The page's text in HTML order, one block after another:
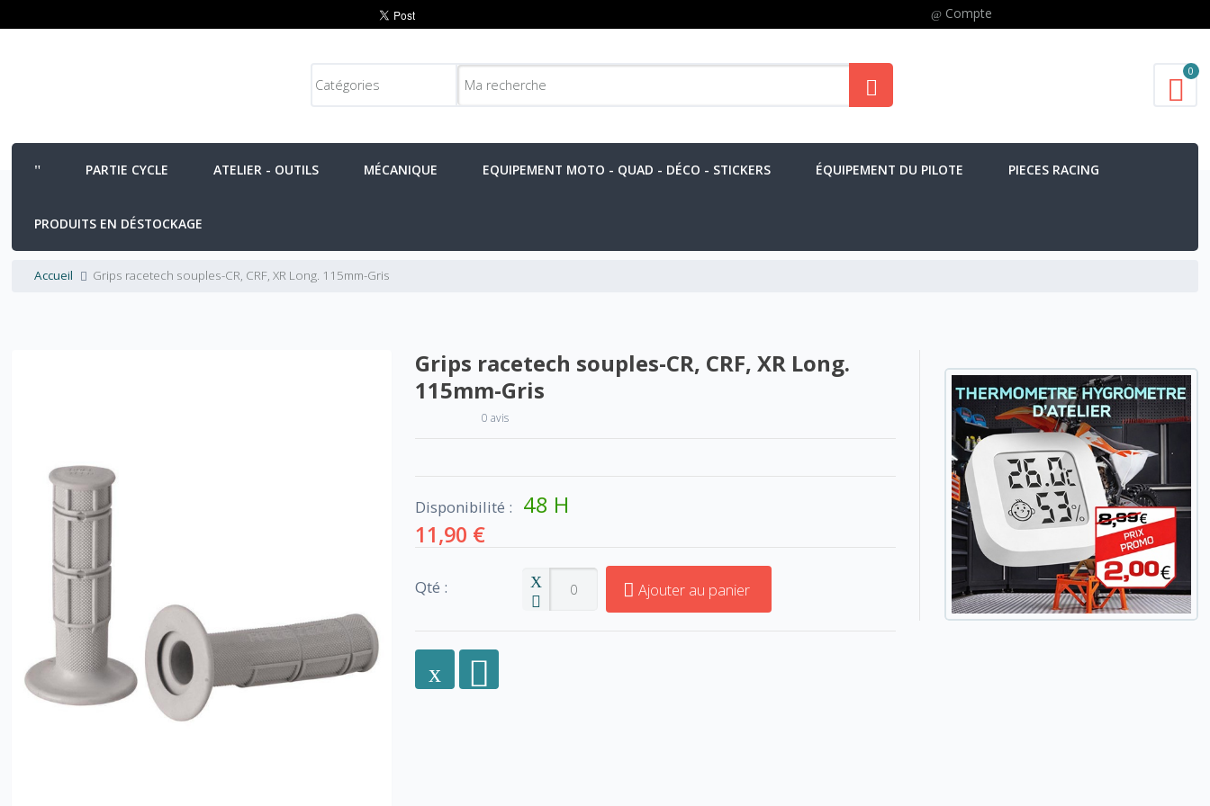
Compte
0
PARTIE CYCLE ATELIER - OUTILS MÉCANIQUE EQUIPEMENT MOTO - QUAD - DÉCO - STICKERS ÉQUIPEMENT DU PILOTE PIECES RACING
PRODUITS EN DÉSTOCKAGE
Accueil Grips racetech souples-CR, CRF, XR Long. 115mm-Gris
Grips racetech souples-CR, CRF, XR Long.
115mm-Gris
0 avis
Disponibilité : 48 H
11,90 €
Qté : Ajouter au panier